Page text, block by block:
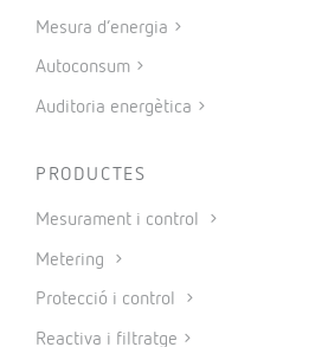
Mesura d’energia
Autoconsum
Auditoria energètica
PRODUCTES
Mesurament i control
Metering
Protecció i control
Reactiva i filtratge